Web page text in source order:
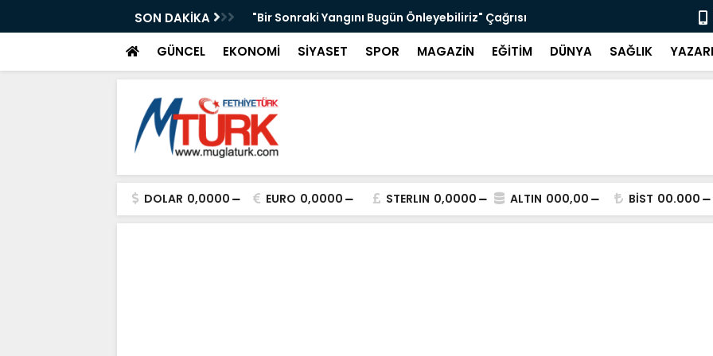
SON DAKİKA
IŞIKHAN'A GÜREŞ DAVETİ "Bir Sonraki Yangını Bugün Önleyebiliriz" Çağrısı Selahattin
GÜNCEL EKONOMİ SİYASET SPOR MAGAZİN EĞİTİM DÜNYA SAĞLIK
DOLAR 0,0000 EURO 0,0000 STERLIN 0,0000 ALTIN 000,00 BİST 00.000